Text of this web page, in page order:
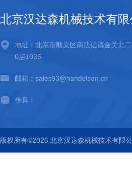
北京汉达森机械技术有限
地址：北京市顺义区南法信镇金关北
0层1035
邮箱：sales93@handelsen.cn
传真：
版权所有©2026 北京汉达森机械技术有限